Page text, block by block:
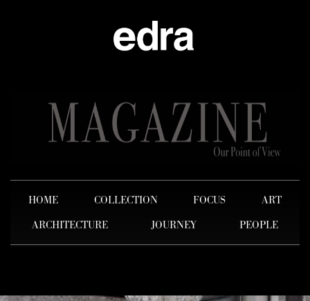
HOME COLLECTION FOCUS
ART
ARCHITECTURE
JOURNEY PEOPLE